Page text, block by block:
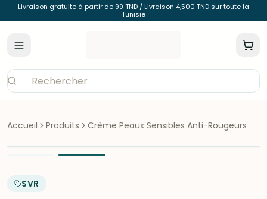
Livraison gratuite à partir de 99 TND / Livraison 4,500 TND sur toute la
Tunisie
Accueil Produits Crème Peaux Sensibles Anti-Rougeurs
SVR